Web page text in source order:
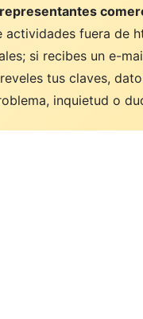
fuera de
si recibes un e-
tus claves,
inquietud o